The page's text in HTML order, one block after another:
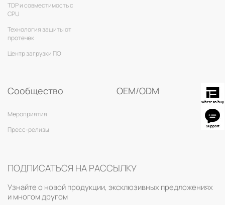
TDP и совместимость с
CPU
Технология защиты от
протечек
Центр загрузки ПО
Сообщество
Мероприятия
Пресс-релизы
OEM/ODM
ПОДПИСАТЬСЯ НА РАССЫЛКУ
Узнайте о новой продукции, эксклюзивных предложениях
и многом другом